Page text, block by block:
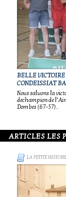
BELLE VICTOIRE
CONDEISSIAT
Nous saluons la
dechampion de
Dombes (67-57)..
ARTICLES LES
LA PETITE